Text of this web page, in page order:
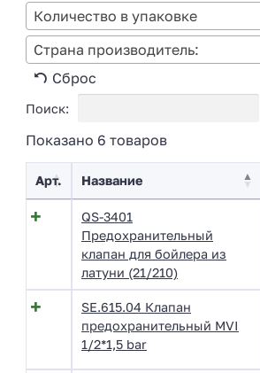
Количество в упаковке
Страна производитель:
Сброс
Поиск:
Показано 6 товаров
Арт. Название
QS-3401
Предохранительный
клапан для бойлера из
латуни (21/210)
SE.615.04 Клапан
предохранительный MVI
1/2*1,5 bar